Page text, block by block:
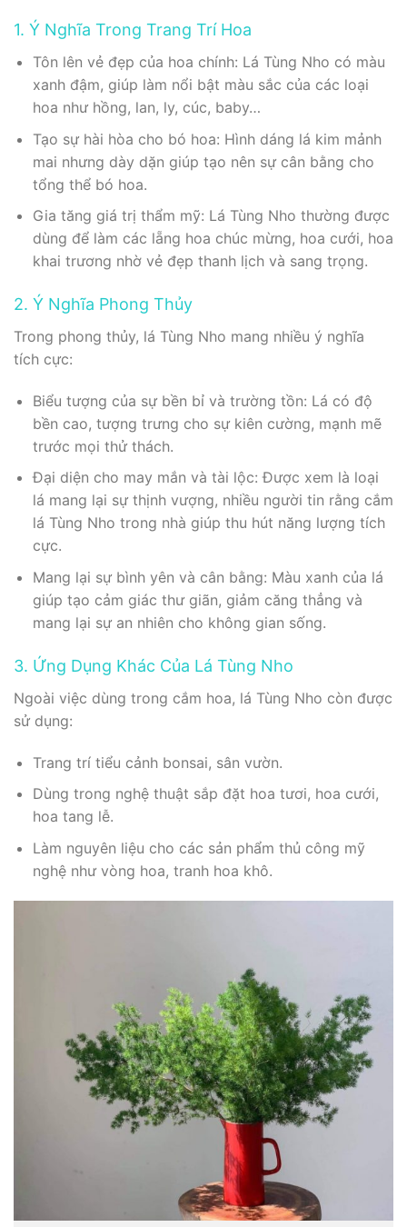
1. Ý Nghĩa Trong Trang Trí Hoa
Tôn lên vẻ đẹp của hoa chính: Lá Tùng Nho có màu
xanh đậm, giúp làm nổi bật màu sắc của các loại
hoa như hồng, lan, ly, cúc, baby…
Tạo sự hài hòa cho bó hoa: Hình dáng lá kim mảnh
mai nhưng dày dặn giúp tạo nên sự cân bằng cho
tổng thể bó hoa.
Gia tăng giá trị thẩm mỹ: Lá Tùng Nho thường được
dùng để làm các lẵng hoa chúc mừng, hoa cưới, hoa
khai trương nhờ vẻ đẹp thanh lịch và sang trọng.
2. Ý Nghĩa Phong Thủy
Trong phong thủy, lá Tùng Nho mang nhiều ý nghĩa
tích cực:
Biểu tượng của sự bền bỉ và trường tồn: Lá có độ
bền cao, tượng trưng cho sự kiên cường, mạnh mẽ
trước mọi thử thách.
Đại diện cho may mắn và tài lộc: Được xem là loại
lá mang lại sự thịnh vượng, nhiều người tin rằng cắm
lá Tùng Nho trong nhà giúp thu hút năng lượng tích
cực.
Mang lại sự bình yên và cân bằng: Màu xanh của lá
giúp tạo cảm giác thư giãn, giảm căng thẳng và
mang lại sự an nhiên cho không gian sống.
3. Ứng Dụng Khác Của Lá Tùng Nho
Ngoài việc dùng trong cắm hoa, lá Tùng Nho còn được
sử dụng:
Trang trí tiểu cảnh bonsai, sân vườn.
Dùng trong nghệ thuật sắp đặt hoa tươi, hoa cưới,
hoa tang lễ.
Làm nguyên liệu cho các sản phẩm thủ công mỹ
nghệ như vòng hoa, tranh hoa khô.